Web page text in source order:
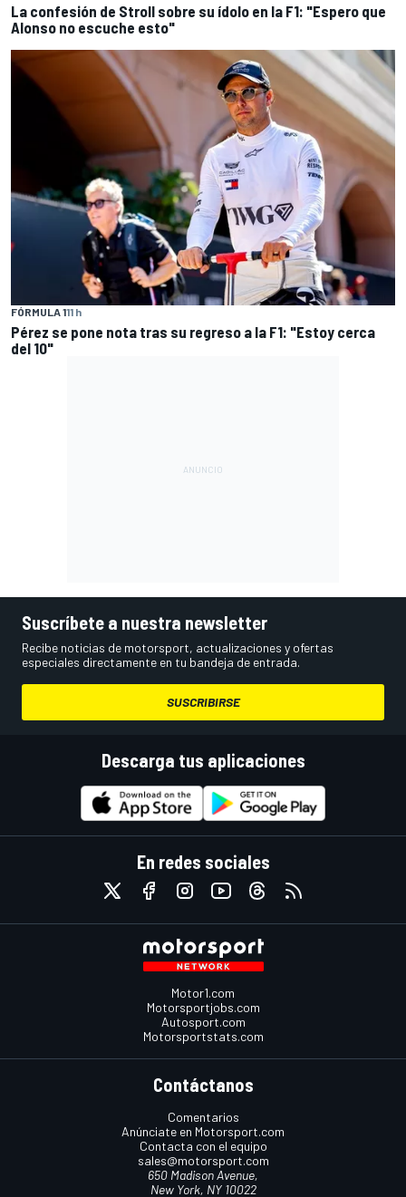
La confesión de Stroll sobre su ídolo en la F1: "Espero que
Alonso no escuche esto"
FÓRMULA 111 h
Pérez se pone nota tras su regreso a la F1: "Estoy cerca
del 10"
Suscríbete a nuestra newsletter
Recibe noticias de motorsport, actualizaciones y ofertas
especiales directamente en tu bandeja de entrada.
SUSCRIBIRSE
Descarga tus aplicaciones
En redes sociales
Motor1.com
Motorsportjobs.com
Autosport.com
Motorsportstats.com
Contáctanos
Comentarios
Anúnciate en Motorsport.com
Contacta con el equipo
sales@motorsport.com
650 Madison Avenue,
New York, NY 10022